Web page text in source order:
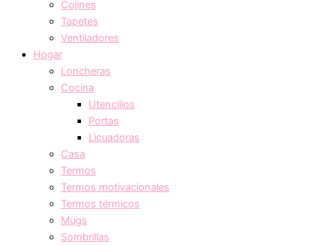
Cojines
Tapetes
Ventiladores
Hogar
Loncheras
Cocina
Utencilios
Portas
Licuadoras
Casa
Termos
Termos motivacionales
Termos térmicos
Mugs
Sombrillas